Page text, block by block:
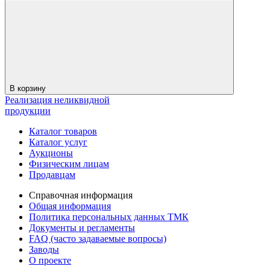
В корзину
Реализация неликвидной
продукции
Каталог товаров
Каталог услуг
Аукционы
Физическим лицам
Продавцам
Справочная информация
Общая информация
Политика персональных данных ТМК
Документы и регламенты
FAQ (часто задаваемые вопросы)
Заводы
О проекте